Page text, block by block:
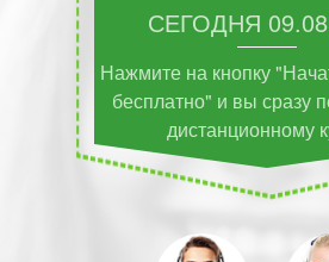
СЕГОДНЯ
Нажмите на кнопку
бесплатно" и вы сразу
дистанционному